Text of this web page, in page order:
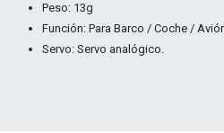
Peso: 13g
Función: Para Barco / Coche /
Servo: Servo analógico.